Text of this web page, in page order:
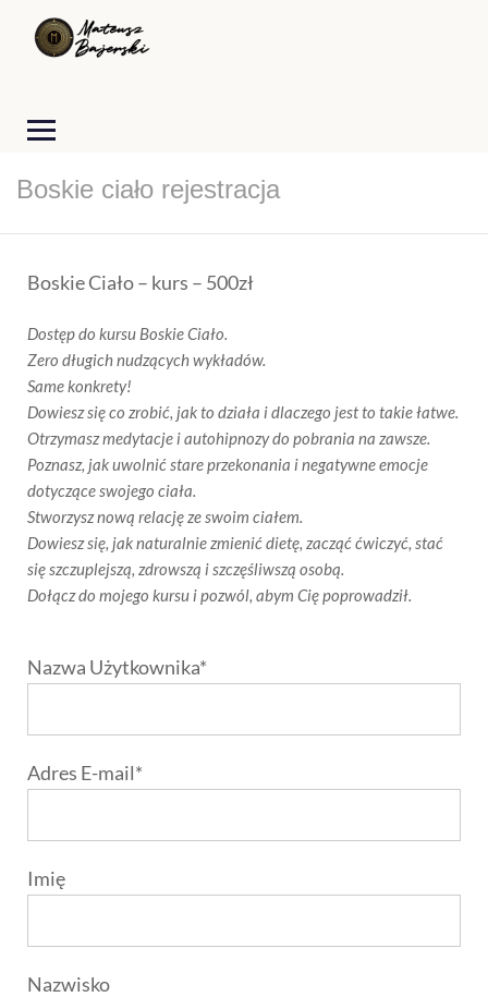
Boskie ciało rejestracja
Boskie Ciało – kurs – 500zł
Dostęp do kursu Boskie Ciało.
Zero długich nudzących wykładów.
Same konkrety!
Dowiesz się co zrobić, jak to działa i dlaczego jest to takie łatwe.
Otrzymasz medytacje i autohipnozy do pobrania na zawsze.
Poznasz, jak uwolnić stare przekonania i negatywne emocje
dotyczące swojego ciała.
Stworzysz nową relację ze swoim ciałem.
Dowiesz się, jak naturalnie zmienić dietę, zacząć ćwiczyć, stać
się szczuplejszą, zdrowszą i szczęśliwszą osobą.
Dołącz do mojego kursu i pozwól, abym Cię poprowadził.
Nazwa Użytkownika*
Adres E-mail*
Imię
Nazwisko